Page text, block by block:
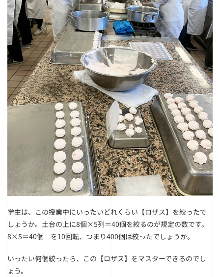
学生は、この授業中にいったいどれくらい【ロザス】を絞ったで
しょうか。 土台の上に8個×5列＝40個を絞るのが規定の数です。
8×5＝40個 を10回転、つまり400個は絞ったでしょうか。
いったい何個絞ったら、この【ロザス】をマスターできるのでし
ょう。